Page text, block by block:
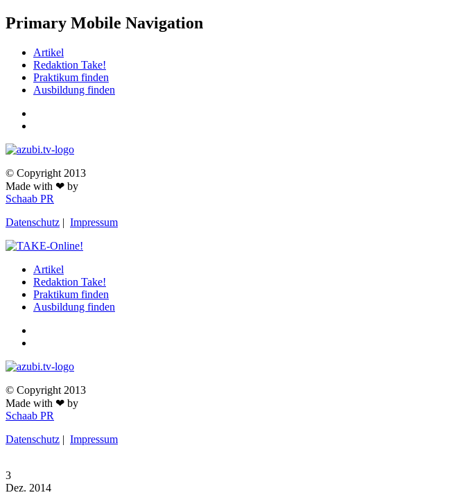
Primary Mobile Navigation
Artikel
Redaktion Take!
Praktikum finden
Ausbildung finden
© Copyright 2013
Made with ❤ by
Schaab PR
Datenschutz | Impressum
Artikel
Redaktion Take!
Praktikum finden
Ausbildung finden
© Copyright 2013
Made with ❤ by
Schaab PR
Datenschutz | Impressum
3
Dez. 2014